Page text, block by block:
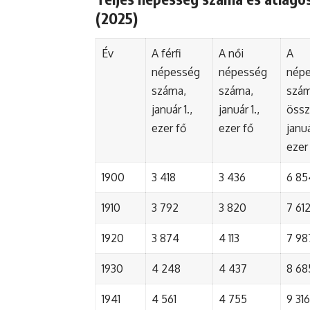
(2025)
Év
A férfi
népesség
száma,
január 1.,
ezer fő
A női
népesség
száma,
január 1.,
ezer fő
A
1900 3 418 3 436 6
1910 3 792 3 820 7 612
1920 3 874 4 113 7
1930 4 248 4 437 8
1941 4 561 4 755 9 316